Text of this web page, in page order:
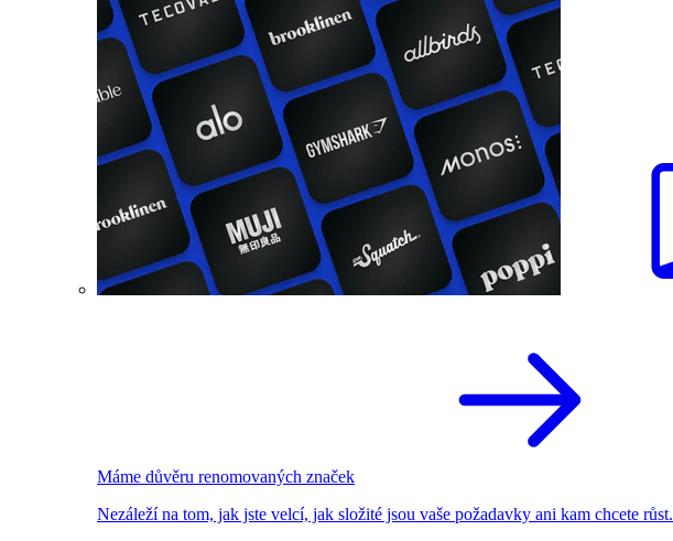
Máme důvěru renomovaných značek
Nezáleží na tom, jak jste velcí, jak složité jsou vaše požadavky ani kam chcete růst.